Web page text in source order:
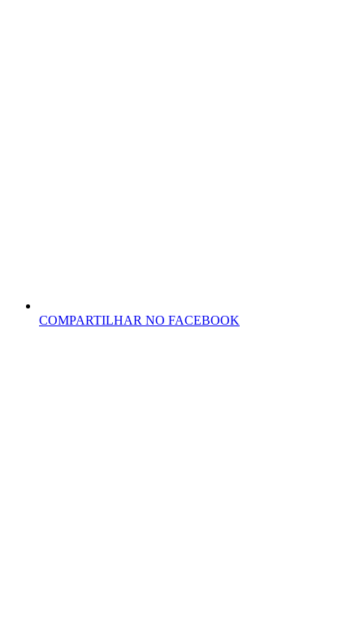
COMPARTILHAR NO FACEBOOK